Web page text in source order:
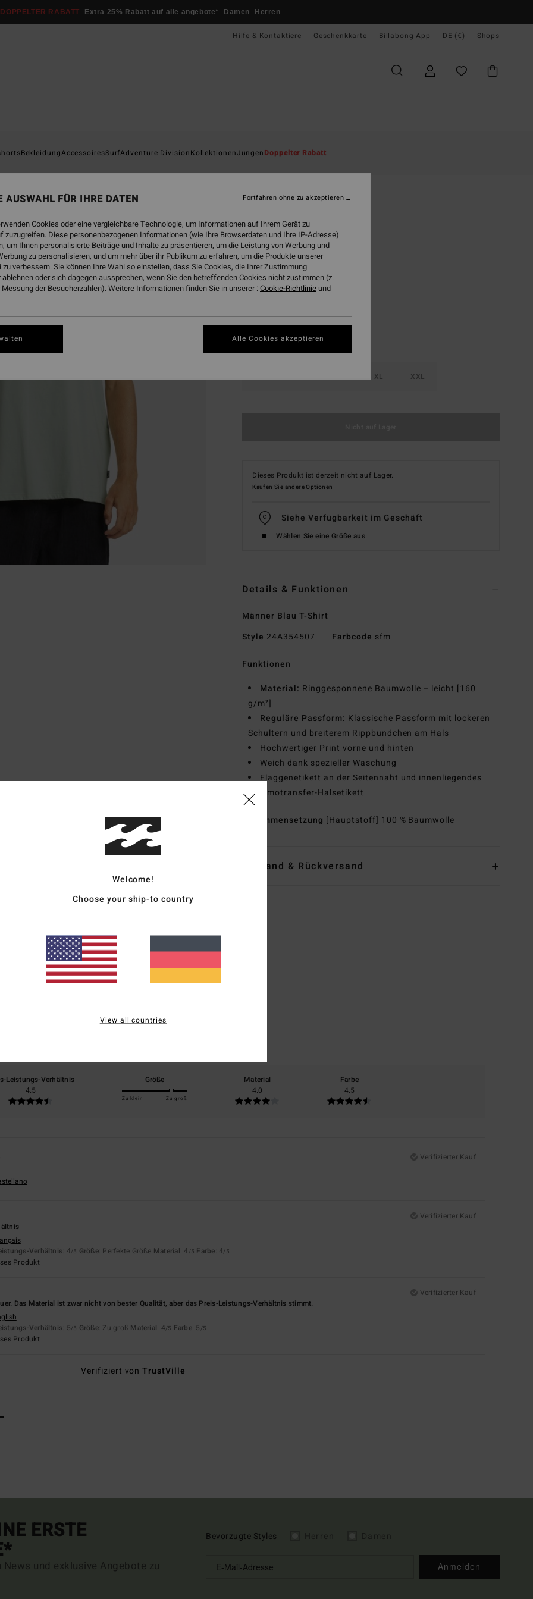
DOPPELTER RABATT Extra 25% Rabatt auf alle angebote* Damen Herren
Hilfe & Kontaktiere Geschenkkarte Billabong App DE (€) Shops
BekleidungAccessoiresSurfAdventure DivisionKollektionenJungenDoppelter Rabatt
Wax Arch Regular
29,95 €
DOPPELTER RABATT EXTRA 25%
FarbeSeafoam
XL XXL
Dieses Produkt ist derzeit nicht auf Lager.
Kaufen Sie andere Optionen
Siehe Verfügbarkeit im Geschäft
Wählen Sie eine Größe aus
Details & Funktionen
Männer Blau T-Shirt
Style 24A354507 Farbcode sfm
Funktionen
Material: Ringgesponnene Baumwolle – leicht [160
g/m²]
Reguläre Passform: Klassische Passform mit lockeren
Schultern und breiterem Rippbündchen am Hals
Hochwertiger Print vorne und hinten
Weich dank spezieller Waschung
Flaggenetikett an der Seitennaht und innenliegendes
Thermotransfer-Halsetikett
Zusammensetzung [Hauptstoff] 100 % Baumwolle
Versand & Rückversand
Durchschnittliche Bewertung
4.7
Leistungs-Verhältnis
4.5
Größe
Zu klein Zu groß
Material
4.0
Farbe
4.5
Verifizierter Kauf
Verifizierter Kauf
Verhältnis: 4/5 Größe: Perfekte Größe Material: 4 /5 Farbe: 4/5
Produkt
Verifizierter Kauf
Das Material ist zwar nicht von bester Qualität, aber das Preis-Leistungs-Verhältnis stimmt.
Verhältnis: 5/5 Größe: Zu groß Material: 4/5 Farbe: 5 /5
Produkt
Verifiziert vonTrustVille
ERSTE
und exklusive Angebote zu
Bevorzugte Styles
Anmelden
Welcome!
Choose your ship-to country
View all countries
AUSWAHL FÜR IHRE DATEN
Cookies oder eine vergleichbare Technologie, um Informationen auf Ihrem Gerät zu
zuzugreifen. Diese personenbezogenen Informationen (wie Ihre Browserdaten und Ihre IP-Adresse)
um Ihnen personalisierte Beiträge und Inhalte zu präsentieren, um die Leistung von Werbung und
zu personalisieren, und um mehr über ihr Publikum zu erfahren, um die Produkte unserer
verbessern. Sie können Ihre Wahl so einstellen, dass Sie Cookies, die Ihrer Zustimmung
oder sich dagegen aussprechen, wenn Sie den betreffenden Cookies nicht zustimmen (z.
der Besucherzahlen). Weitere Informationen finden Sie in unserer :Cookie-Richtlinie und
Fortfahren ohne zu akzeptieren
Alle Cookies akzeptieren